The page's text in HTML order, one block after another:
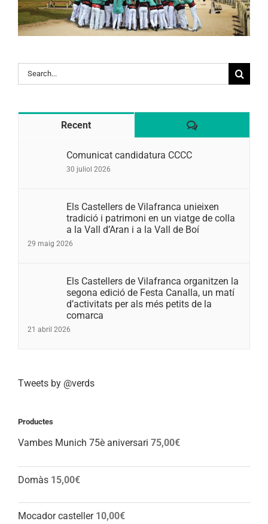
Search
for:
Recent Comentaris
Comunicat candidatura CCCC
30 juliol 2026
Els Castellers de Vilafranca unieixen
tradició i patrimoni en un viatge de colla
a la Vall d’Aran i a la Vall de Boí
29 maig 2026
Els Castellers de Vilafranca organitzen la
segona edició de Festa Canalla, un matí
d’activitats per als més petits de la
comarca
21 abril 2026
Tweets by @verds
Productes
Vambes Munich 75è aniversari 75,00€
Domàs 15,00€
Mocador casteller 10,00€